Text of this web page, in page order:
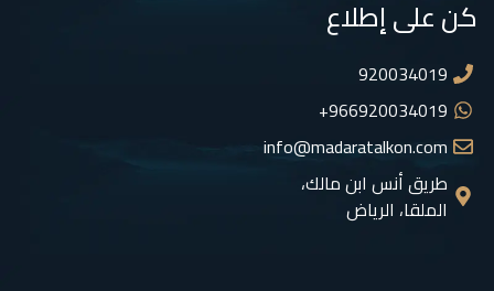
كن على إطلاع
920034019
966920034019+
info@madaratalkon.com
طريق أنس ابن مالك،
الملقا، الرياض